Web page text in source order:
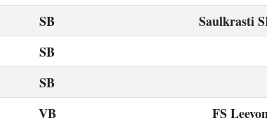
SB Saulkrasti
SB
SB
VB FS